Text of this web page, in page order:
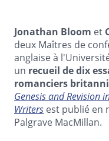
Jonathan Bloom et
deux Maîtres de
anglaise à
un recueil de dix
romanciers
Genesis and Revision
Writers est publié en
Palgrave MacMillan.